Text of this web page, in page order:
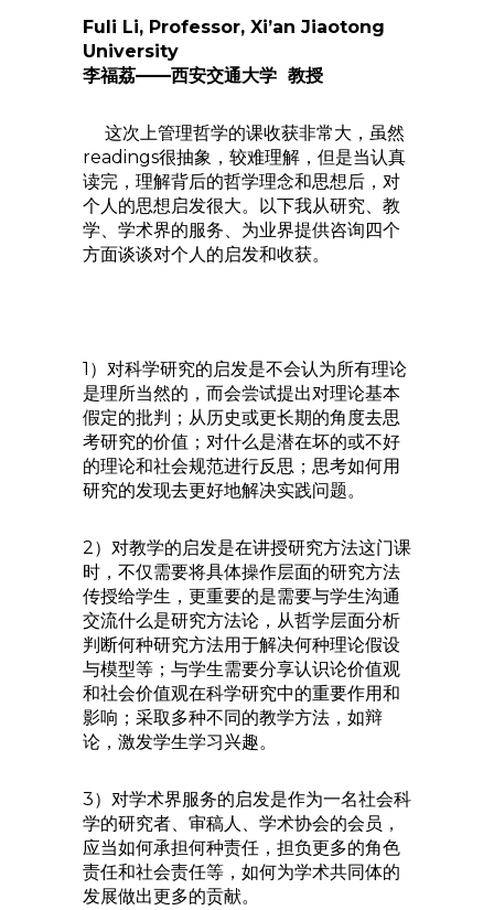
Fuli Li, Professor, Xi’an Jiaotong
University
李福荔——西安交通大学 教授
这次上管理哲学的课收获非常大，虽然
readings很抽象，较难理解，但是当认真
读完，理解背后的哲学理念和思想后，对
个人的思想启发很大。以下我从研究、教
学、学术界的服务、为业界提供咨询四个
方面谈谈对个人的启发和收获。
1）对科学研究的启发是不会认为所有理论
是理所当然的，而会尝试提出对理论基本
假定的批判；从历史或更长期的角度去思
考研究的价值；对什么是潜在坏的或不好
的理论和社会规范进行反思；思考如何用
研究的发现去更好地解决实践问题。
2）对教学的启发是在讲授研究方法这门课
时，不仅需要将具体操作层面的研究方法
传授给学生，更重要的是需要与学生沟通
交流什么是研究方法论，从哲学层面分析
判断何种研究方法用于解决何种理论假设
与模型等；与学生需要分享认识论价值观
和社会价值观在科学研究中的重要作用和
影响；采取多种不同的教学方法，如辩
论，激发学生学习兴趣。
3）对学术界服务的启发是作为一名社会科
学的研究者、审稿人、学术协会的会员，
应当如何承担何种责任，担负更多的角色
责任和社会责任等，如何为学术共同体的
发展做出更多的贡献。